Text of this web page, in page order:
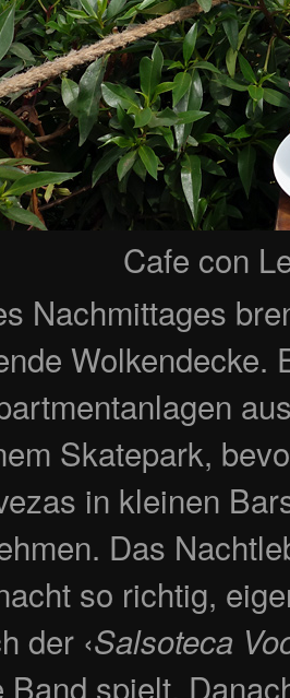
Cafe con
Nachmittages
Skatepark,
in kleinen
Das
so richtig,
der ‹Salsoteca
spielt.